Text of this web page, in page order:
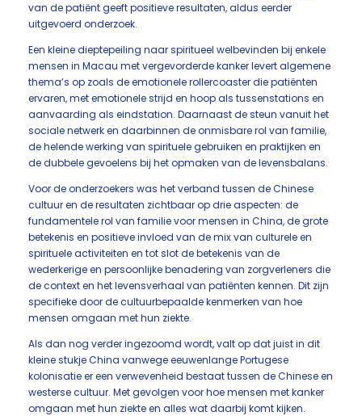
van de patiënt geeft positieve resultaten, aldus eerder
uitgevoerd onderzoek.
Een kleine dieptepeiling naar spiritueel welbevinden bij enkele
mensen in Macau met vergevorderde kanker levert algemene
thema’s op zoals de emotionele rollercoaster die patiënten
ervaren, met emotionele strijd en hoop als tussenstations en
aanvaarding als eindstation. Daarnaast de steun vanuit het
sociale netwerk en daarbinnen de onmisbare rol van familie,
de helende werking van spirituele gebruiken en praktijken en
de dubbele gevoelens bij het opmaken van de levensbalans.
Voor de onderzoekers was het verband tussen de Chinese
cultuur en de resultaten zichtbaar op drie aspecten: de
fundamentele rol van familie voor mensen in China, de grote
betekenis en positieve invloed van de mix van culturele en
spirituele activiteiten en tot slot de betekenis van de
wederkerige en persoonlijke benadering van zorgverleners die
de context en het levensverhaal van patiënten kennen. Dit zijn
specifieke door de cultuurbepaalde kenmerken van hoe
mensen omgaan met hun ziekte.
Als dan nog verder ingezoomd wordt, valt op dat juist in dit
kleine stukje China vanwege eeuwenlange Portugese
kolonisatie er een verwevenheid bestaat tussen de Chinese en
westerse cultuur. Met gevolgen voor hoe mensen met kanker
omgaan met hun ziekte en alles wat daarbij komt kijken.